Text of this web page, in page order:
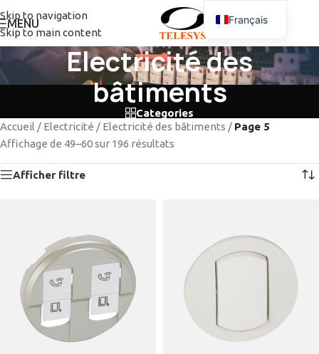
Skip to navigation
Skip to main content
MENU
Electricité des
bâtiments
Categories
Accueil / Electricité / Electricité des bâtiments / Page 5
Affichage de 49–60 sur 196 résultats
Afficher filtre
Français